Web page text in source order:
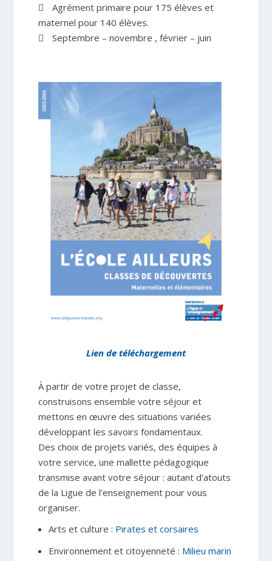
Agrément primaire pour 175 élèves et
maternel pour 140 élèves.
Septembre – novembre , février – juin
Lien de téléchargement
À partir de votre projet de classe,
construisons ensemble votre séjour et
mettons en œuvre des situations variées
développant les savoirs fondamentaux.
Des choix de projets variés, des équipes à
votre service, une mallette pédagogique
transmise avant votre séjour : autant d’atouts
de la Ligue de l’enseignement pour vous
organiser.
Arts et culture : Pirates et corsaires
Environnement et citoyenneté : Milieu marin